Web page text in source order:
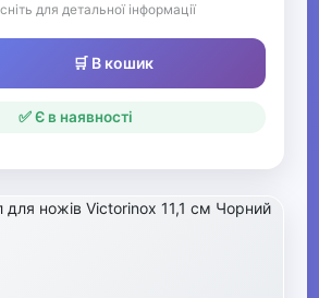
для детальної інформації
🛒 В кошик
✅ Є в наявності